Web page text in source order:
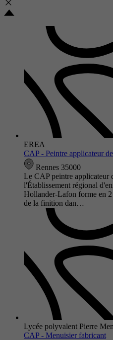
EREA
CAP - Peintre applicateur
Rennes 35000
Le CAP peintre applicateur
l'Établissement régional
Hollander-Lafon forme en 2
de la finition dan…
Lycée polyvalent Pierre
CAP - Menuisier fabricant